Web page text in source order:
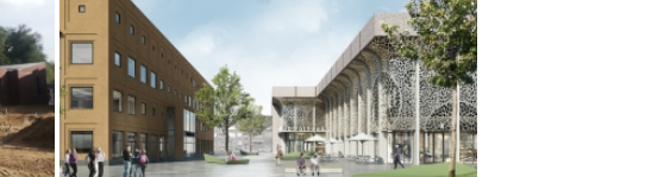
ALPHA LAND CABLE & HDD